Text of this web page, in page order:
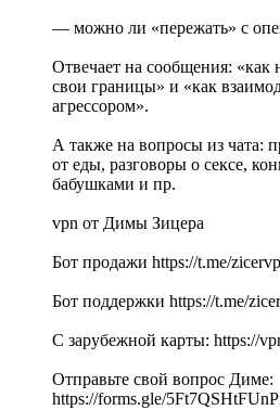
— можно ли «пережать» с
Отвечает на сообщения: «как
свои границы» и «как
агрессором».
А также на вопросы из чата:
от еды, разговоры о сексе,
бабушками и пр.
vpn от Димы Зицера
Бот продажи https://t.me/
Бот поддержки https://t.me/
С зарубежной карты: https://
Отправьте свой вопрос Диме:
https://forms.gle/